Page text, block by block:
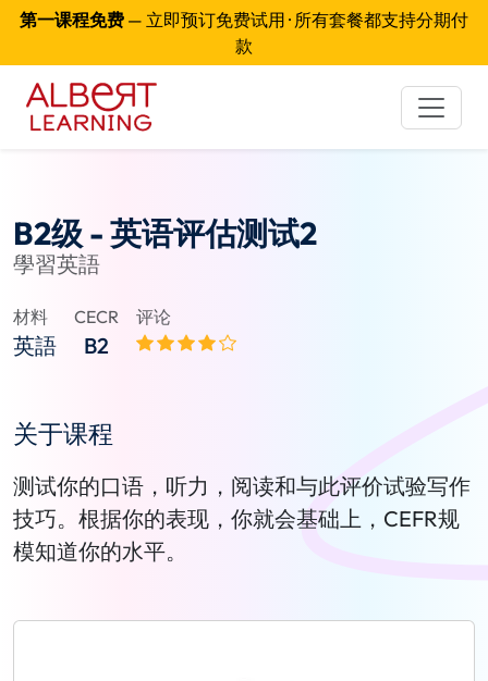
第一课程免费 — 立即预订免费试用 · 所有套餐都支持分期付
款
B2级 - 英语评估测试2
學習英語
材料
英語
CECR
B2
评论
关于课程
测试你的口语，听力，阅读和与此评价试验写作
技巧。根据你的表现，你就会基础上，CEFR规
模知道你的水平。